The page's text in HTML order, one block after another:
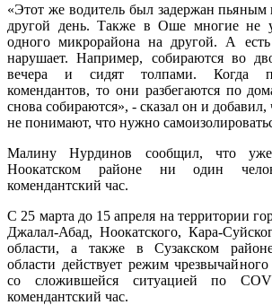
«Этот же водитель был задержан пьяным
другой день. Также в Оше многие не
одного микрорайона на другой. А
нарушает. Например, собираются во
вечера и сидят толпами. Когда
комендантов, то они разбегаются по
снова собираются», - сказал он и
не понимают, что нужно
Малину Нурдинов сообщил, что
Ноокатском районе ни один
комендантский час.
С 25 марта до 15 апреля на территории
Джалал-Абад, Ноокатского, Кара-
области, а также в Сузакском
области действует режим
со сложившейся ситуацией по
комендантский час.